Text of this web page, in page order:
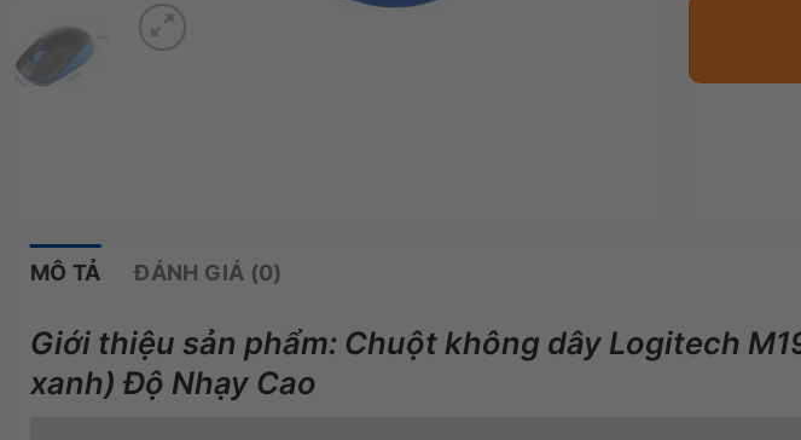
MÔ TẢ ĐÁNH GIÁ (0)
Giới thiệu sản phẩm: Chuột không dây Logitech
xanh) Độ Nhạy Cao